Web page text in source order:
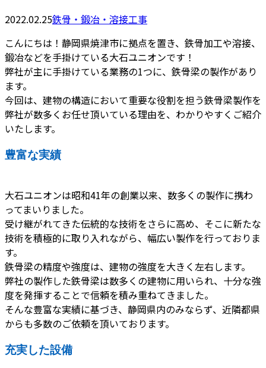
2022.02.25鉄骨・鍛冶・溶接工事
こんにちは！静岡県焼津市に拠点を置き、鉄骨加工や溶接、
鍛冶などを手掛けている大石ユニオンです！
弊社が主に手掛けている業務の1つに、鉄骨梁の製作があり
ます。
今回は、建物の構造において重要な役割を担う鉄骨梁製作を
弊社が数多くお任せ頂いている理由を、わかりやすくご紹介
いたします。
豊富な実績
大石ユニオンは昭和41年の創業以来、数多くの製作に携わ
ってまいりました。
受け継がれてきた伝統的な技術をさらに高め、そこに新たな
技術を積極的に取り入れながら、幅広い製作を行っておりま
す。
鉄骨梁の精度や強度は、建物の強度を大きく左右します。
弊社の製作した鉄骨梁は数多くの建物に用いられ、十分な強
度を発揮することで信頼を積み重ねてきました。
そんな豊富な実績に基づき、静岡県内のみならず、近隣都県
からも多数のご依頼を頂いております。
充実した設備